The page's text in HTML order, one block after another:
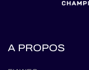
A PROPOS